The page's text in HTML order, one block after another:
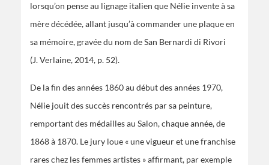
lorsqu’on pense au lignage italien que Nélie invente à sa
mère décédée, allant jusqu’à commander une plaque en
sa mémoire, gravée du nom de San Bernardi di Rivori
(J. Verlaine, 2014, p. 52).
De la fin des années 1860 au début des années 1970,
Nélie jouit des succès rencontrés par sa peinture,
remportant des médailles au Salon, chaque année, de
1868 à 1870. Le jury loue « une vigueur et une franchise
rares chez les femmes artistes » affirmant, par exemple